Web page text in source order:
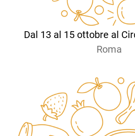
Dal 13 al 15 ottobre al
Roma